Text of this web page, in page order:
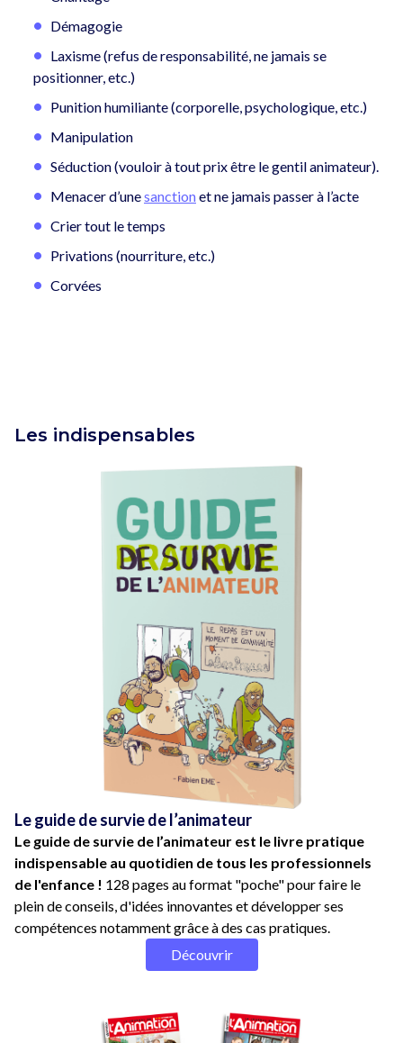
Démagogie
Laxisme (refus de responsabilité, ne jamais se
positionner, etc.)
Punition humiliante (corporelle, psychologique, etc.)
Manipulation
Séduction (vouloir à tout prix être le gentil animateur).
Menacer d’unesanction et ne jamais passer à l’acte
Crier tout le temps
Privations (nourriture, etc.)
Corvées
Les indispensables
Le guide de survie de l’animateur
Le guide de survie de l’animateur est le livre pratique
indispensable au quotidien de tous les professionnels
de l'enfance ! 128 pages au format "poche" pour faire le
plein de conseils, d'idées innovantes et développer ses
compétences notamment grâce à des cas pratiques.
Découvrir